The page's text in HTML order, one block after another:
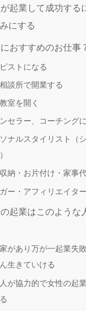
起業して成功する
にする
おすすめのお仕事
ストになる
談所で開業する
室を開く
セラー、コーチング
ナルスタイリスト（
納・お片付け・家事
ー・アフィリエイター
起業はこのような
があり万が一起業失
生きていける
が協力的で女性の起